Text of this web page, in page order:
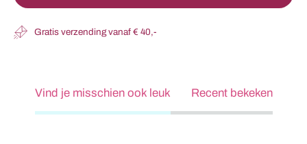
Gratis verzending vanaf € 40,-
Vind je misschien ook leuk Recent bekeken